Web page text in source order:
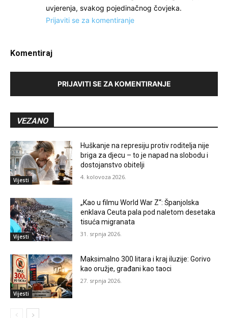
uvjerenja, svakog pojedinačnog čovjeka.
Prijaviti se za komentiranje
Komentiraj
PRIJAVITI SE ZA KOMENTIRANJE
VEZANO
Vijesti
Huškanje na represiju protiv roditelja nije
briga za djecu – to je napad na slobodu i
dostojanstvo obitelji
4. kolovoza 2026.
Vijesti
„Kao u filmu World War Z“: Španjolska
enklava Ceuta pala pod naletom desetaka
tisuća migranata
31. srpnja 2026.
Vijesti
Maksimalno 300 litara i kraj iluzije: Gorivo
kao oružje, građani kao taoci
27. srpnja 2026.